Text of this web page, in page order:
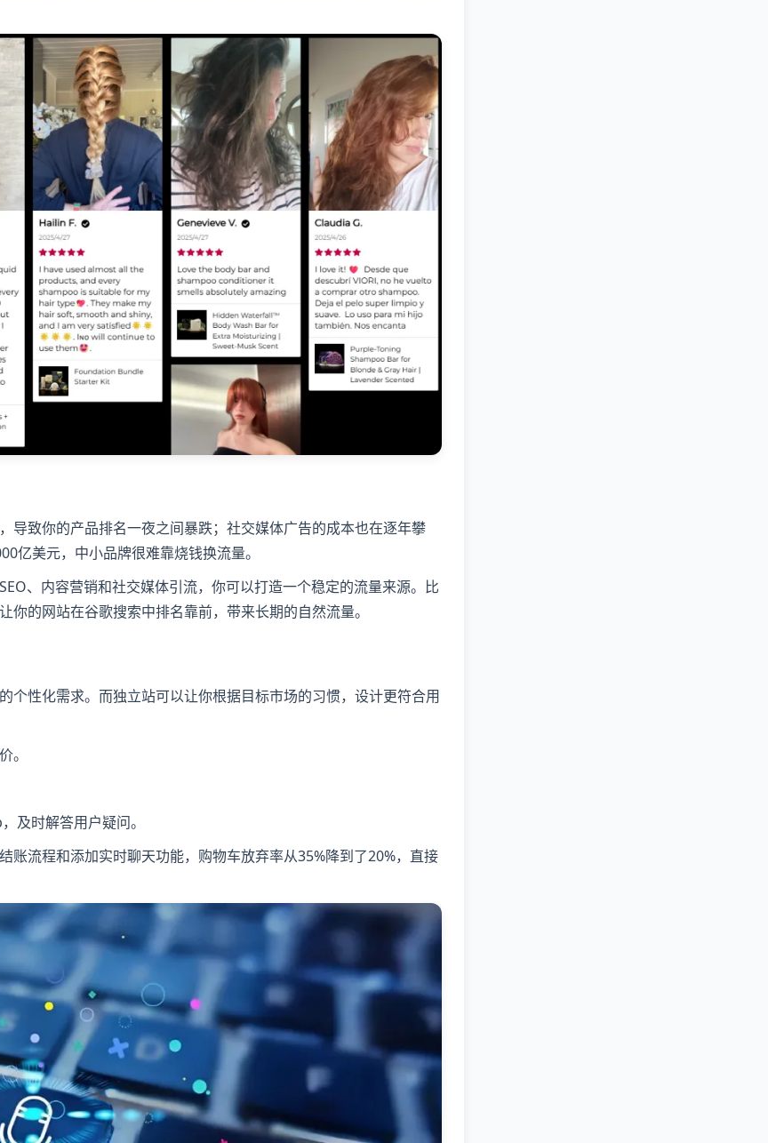
导致你的产品排名一夜之间暴跌；社交媒体广告的成本也在逐年攀
亿美元，中小品牌很难靠烧钱换流量。
、内容营销和社交媒体引流，你可以打造一个稳定的流量来源。比
的网站在谷歌搜索中排名靠前，带来长期的自然流量。
性化需求。而独立站可以让你根据目标市场的习惯，设计更符合用
。
及时解答用户疑问。
流程和添加实时聊天功能，购物车放弃率从35%降到了20%，直接